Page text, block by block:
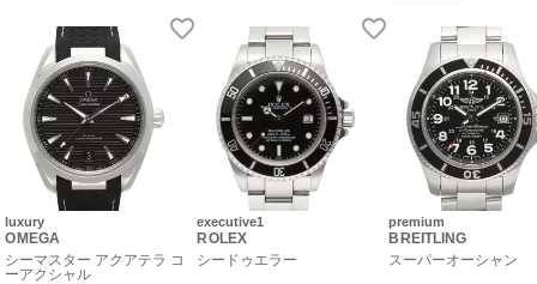
luxury
OMEGA
シーマスター アクアテラ コ
ーアクシャル
executive1
ROLEX
シードゥエラー
premium
BREITLING
スーパーオーシャン